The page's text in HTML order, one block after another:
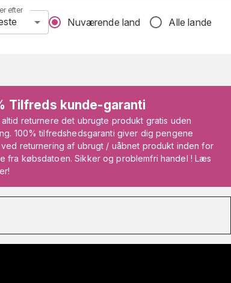
efter
Nuværende land Alle lande
Tilfreds kunde-garanti
altid returnere det ubrugte produkt gratis uden
100% tilfredshedsgaranti giver dig pengene
returnering af ubrugt / uåbnet produkt inden for
fra købsdatoen. Sikker og problemfri handel ! Læs